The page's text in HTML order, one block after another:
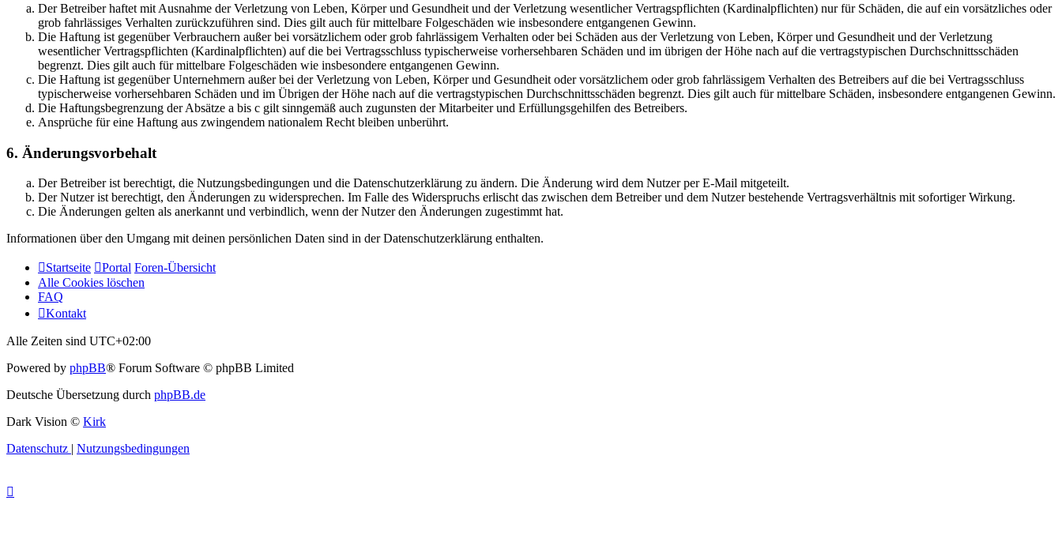
Der Betreiber haftet mit Ausnahme der Verletzung von Leben, Körper und Gesundheit und der Verletzung wesentlicher Vertragspflichten (Kardinalpflichten) nur für Schäden, die auf ein vorsätzliches oder
grob fahrlässiges Verhalten zurückzuführen sind. Dies gilt auch für mittelbare Folgeschäden wie insbesondere entgangenen Gewinn.
Die Haftung ist gegenüber Verbrauchern außer bei vorsätzlichem oder grob fahrlässigem Verhalten oder bei Schäden aus der Verletzung von Leben, Körper und Gesundheit und der Verletzung
wesentlicher Vertragspflichten (Kardinalpflichten) auf die bei Vertragsschluss typischerweise vorhersehbaren Schäden und im übrigen der Höhe nach auf die vertragstypischen Durchschnittsschäden
begrenzt. Dies gilt auch für mittelbare Folgeschäden wie insbesondere entgangenen Gewinn.
Die Haftung ist gegenüber Unternehmern außer bei der Verletzung von Leben, Körper und Gesundheit oder vorsätzlichem oder grob fahrlässigem Verhalten des Betreibers auf die bei Vertragsschluss
typischerweise vorhersehbaren Schäden und im Übrigen der Höhe nach auf die vertragstypischen Durchschnittsschäden begrenzt. Dies gilt auch für mittelbare Schäden, insbesondere entgangenen Gewinn.
Die Haftungsbegrenzung der Absätze a bis c gilt sinngemäß auch zugunsten der Mitarbeiter und Erfüllungsgehilfen des Betreibers.
Ansprüche für eine Haftung aus zwingendem nationalem Recht bleiben unberührt.
6. Änderungsvorbehalt
Der Betreiber ist berechtigt, die Nutzungsbedingungen und die Datenschutzerklärung zu ändern. Die Änderung wird dem Nutzer per E-Mail mitgeteilt.
Der Nutzer ist berechtigt, den Änderungen zu widersprechen. Im Falle des Widerspruchs erlischt das zwischen dem Betreiber und dem Nutzer bestehende Vertragsverhältnis mit sofortiger Wirkung.
Die Änderungen gelten als anerkannt und verbindlich, wenn der Nutzer den Änderungen zugestimmt hat.
Informationen über den Umgang mit deinen persönlichen Daten sind in der Datenschutzerklärung enthalten.
Startseite Portal Foren-Übersicht
Alle Cookies löschen
FAQ
Kontakt
Alle Zeiten sind UTC+02:00
Powered by phpBB® Forum Software © phpBB Limited
Deutsche Übersetzung durch phpBB.de
Dark Vision © Kirk
Datenschutz | Nutzungsbedingungen